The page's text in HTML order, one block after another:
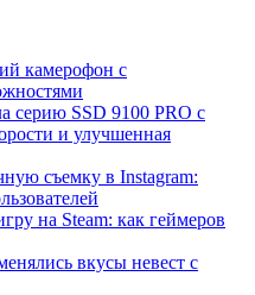
камерофон с
серию SSD 9100 PRO с
и улучшенная
съемку в Instagram:
на Steam: как геймеров
вкусы невест с